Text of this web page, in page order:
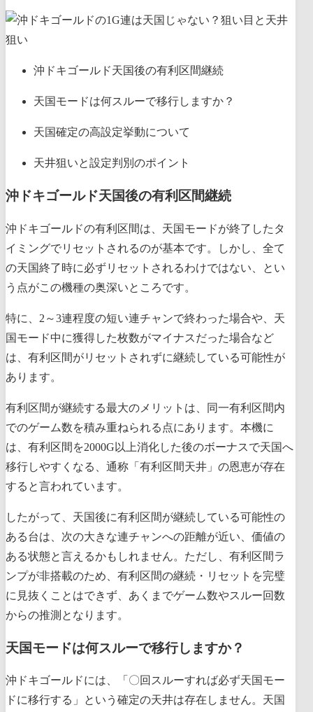
沖ドキゴールド天国後の有利区間継続
天国モードは何スルーで移行しますか？
天国確定の高設定挙動について
天井狙いと設定判別のポイント
沖ドキゴールド天国後の有利区間継続
沖ドキゴールドの有利区間は、天国モードが終了したタ
イミングでリセットされるのが基本です。しかし、全て
の天国終了時に必ずリセットされるわけではない、とい
う点がこの機種の奥深いところです。
特に、2～3連程度の短い連チャンで終わった場合や、天
国モード中に獲得した枚数がマイナスだった場合など
は、有利区間がリセットされずに継続している可能性が
あります。
有利区間が継続する最大のメリットは、同一有利区間内
でのゲーム数を積み重ねられる点にあります。本機に
は、有利区間を2000G以上消化した後のボーナスで天国へ
移行しやすくなる、通称「有利区間天井」の恩恵が存在
すると言われています。
したがって、天国後に有利区間が継続している可能性の
ある台は、次の大きな連チャンへの距離が近い、価値の
ある状態と言えるかもしれません。ただし、有利区間ラ
ンプが非搭載のため、有利区間の継続・リセットを完璧
に見抜くことはできず、あくまでゲーム数やスルー回数
からの推測となります。
天国モードは何スルーで移行しますか？
沖ドキゴールドには、「〇回スルーすれば必ず天国モー
ドに移行する」という確定の天井は存在しません。天国